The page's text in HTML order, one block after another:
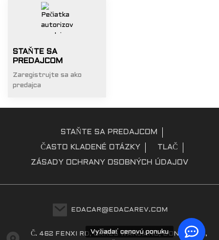
Vyžiadať cenovú ponuku
STAŇTE SA
PREDAJCOM
Zaregistrujte sa ako
predajca
STAŇTE SA PREDAJCOM
ČASTO KLADENÉ OTÁZKY TLAČ
ZÁSADY OCHRANY OSOBNÝCH ÚDAJOV
EDACAR@EDACAREV.COM
Č. 462 FENXI RD, OKRES WANJIANG, DONGGUAN,